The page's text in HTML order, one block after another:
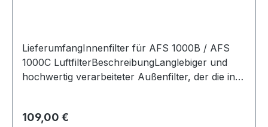
LieferumfangInnenfilter für AFS 1000B / AFS
1000C LuftfilterBeschreibungLanglebiger und
hochwertig verarbeiteter Außenfilter, der die in
Kompatibel mit JET AFS-1000B/AFS-
Regulärer Preis:
109,00 €